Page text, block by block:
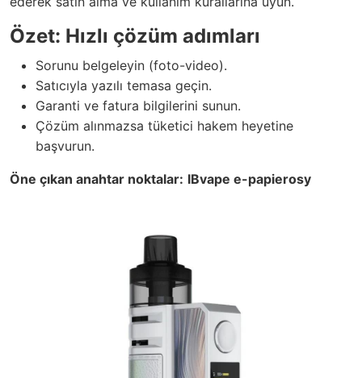
Özet: Hızlı çözüm adımları
Sorunu belgeleyin (foto-video).
Satıcıyla yazılı temasa geçin.
Garanti ve fatura bilgilerini sunun.
Çözüm alınmazsa tüketici hakem heyetine
başvurun.
Öne çıkan anahtar noktalar: IBvape e-papierosy